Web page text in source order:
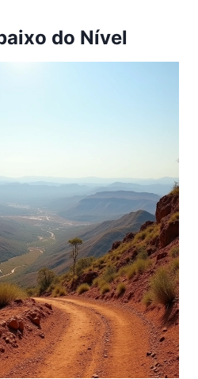
do Nível